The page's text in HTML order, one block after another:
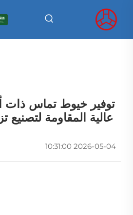
توفير خيوط تماس ذات
عالية المقاومة لتصنيع
2026-05-04 10:31:00